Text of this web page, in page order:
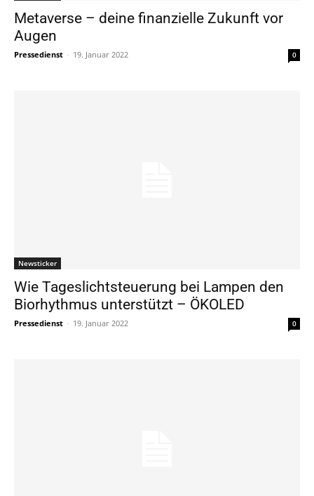
Metaverse – deine finanzielle Zukunft vor
Augen
Pressedienst - 19. Januar 2022 0
Newsticker
Wie Tageslichtsteuerung bei Lampen den
Biorhythmus unterstützt – ÖKOLED
Pressedienst - 19. Januar 2022 0